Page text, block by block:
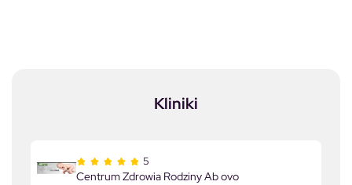
Kliniki
5
Centrum Zdrowia Rodziny Ab ovo